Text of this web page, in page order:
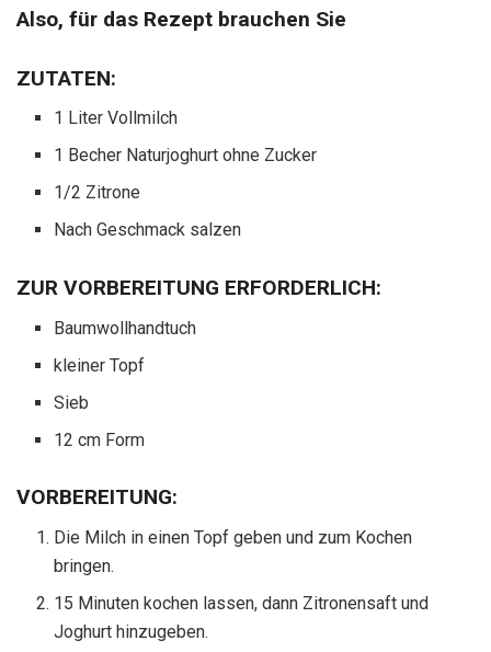
Also, für das Rezept brauchen Sie
ZUTATEN:
1 Liter Vollmilch
1 Becher Naturjoghurt ohne Zucker
1/2 Zitrone
Nach Geschmack salzen
ZUR VORBEREITUNG ERFORDERLICH:
Baumwollhandtuch
kleiner Topf
Sieb
12 cm Form
VORBEREITUNG:
Die Milch in einen Topf geben und zum Kochen
bringen.
15 Minuten kochen lassen, dann Zitronensaft und
Joghurt hinzugeben.